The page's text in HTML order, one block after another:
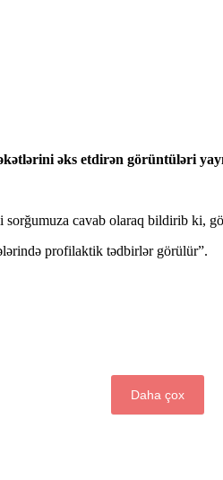
əks etdirən görüntüləri
cavab olaraq bildirib ki,
profilaktik tədbirlər görülür”.
Daha çox